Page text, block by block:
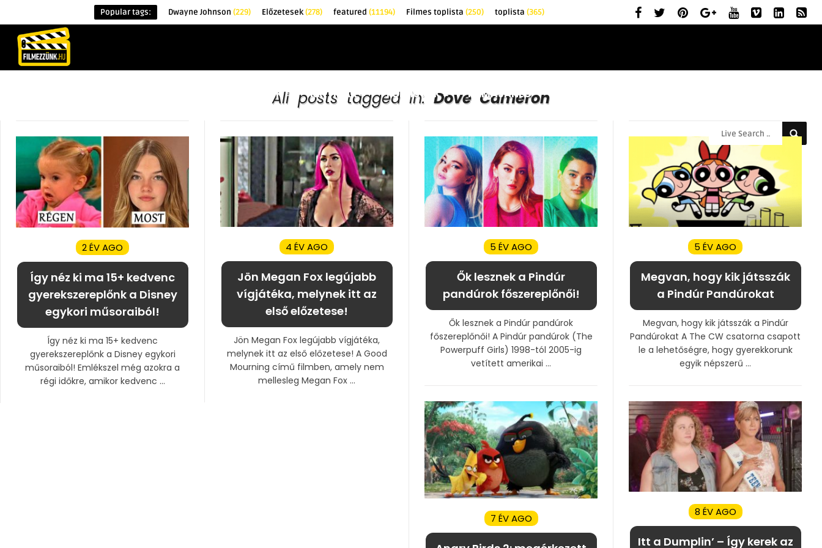
Popular tags: Dwayne Johnson (229) Előzetesek(278) featured (11194) Filmes toplista (250) toplista (365)
ÉRDEKESSÉGEK KRITIKÁK TOPLISTÁK FILMAJÁNLÓ
All posts tagged in: Dove Cameron
2 ÉV AGO
Így néz ki ma 15+ kedvenc
gyerekszereplőnk a Disney
egykori műsoraiból!
Így néz ki ma 15+ kedvenc
gyerekszereplőnk a Disney egykori
műsoraiból! Emlékszel még azokra a
régi időkre, amikor kedvenc ...
4 ÉV AGO
Jön Megan Fox legújabb
vígjátéka, melynek itt az
első előzetese!
Jön Megan Fox legújabb vígjátéka,
melynek itt az első előzetese! A Good
Mourning című filmben, amely nem
mellesleg Megan Fox ...
5 ÉV AGO
Ők lesznek a Pindúr
pandúrok főszereplőnői!
Ők lesznek a Pindúr pandúrok
főszereplőnői! A Pindúr pandúrok (The
Powerpuff Girls) 1998-tól 2005-ig
vetített amerikai ...
5 ÉV AGO
Megvan, hogy kik játsszák
a Pindúr Pandúrokat
Megvan, hogy kik játsszák a Pindúr
Pandúrokat A The CW csatorna csapott
le a lehetőségre, hogy gyerekkorunk
egyik népszerű ...
7 ÉV AGO
8 ÉV AGO
Itt a Dumplin’ – Így kerek az